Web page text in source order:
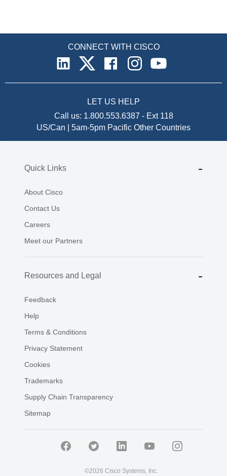
CONNECT WITH CISCO
LET US HELP
Call us: 1.800.553.6387 - Ext 118
US/Can | 5am-5pm Pacific Other Countries